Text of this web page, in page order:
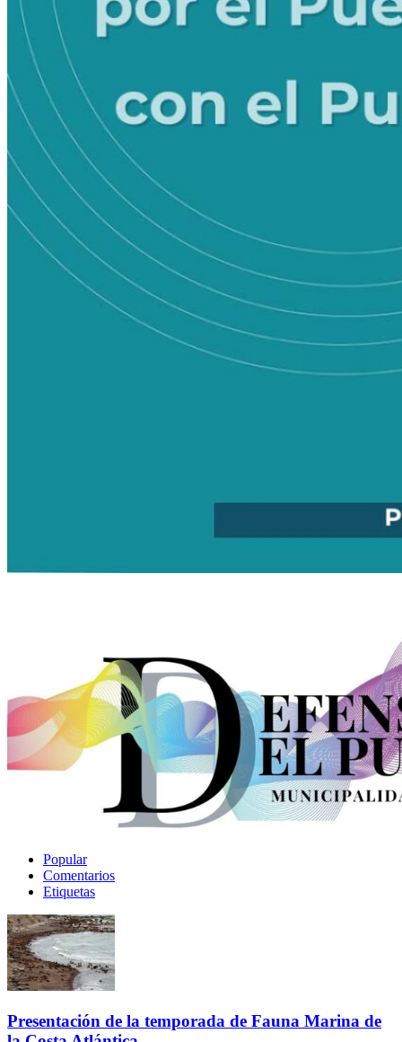
Popular
Comentarios
Etiquetas
Presentación de la temporada de Fauna Marina de